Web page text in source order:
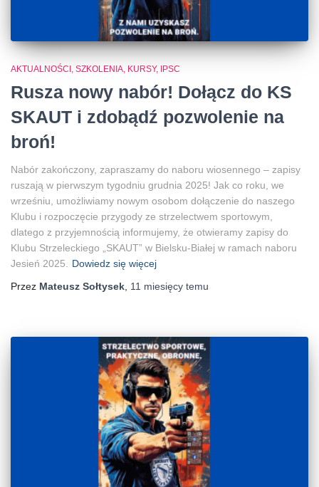
AKTUALNOŚCI, SZKOLENIA, KURSY, IPSC
Rusza nowy nabór! Dołącz do KS
SKAUT i zdobądź pozwolenie na
broń!
Nabór zakończony, zapraszamy do naboru wiosennego – zapisy
ruszają w pierwszym tygodniu grudnia 2025! Jak co roku, we
wrześniu, umożliwiamy nowym osobom dołączenie do naszego
Klubu i rozpoczęcie przygody ze strzelectwem sportowym,
dlatego z przyjemnością informujemy, że otwieramy zapisy do
Klubu Strzeleckiego „SKAUT” w Bielsku-Białej w ramach naboru
Jesień 2025. Dowiedz się więcej
Przez Mateusz Sołtysek, 11 miesięcy temu